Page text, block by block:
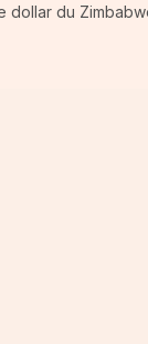
dollar du